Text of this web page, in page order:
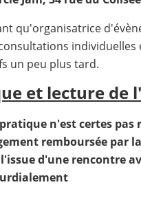
qu'organisatrice
individuelles
un peu plus tard.
et lecture de
n'est certes pas
remboursée par
d'une rencontre